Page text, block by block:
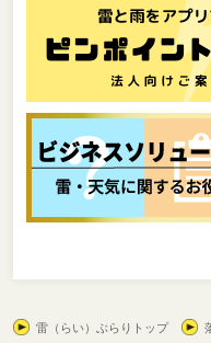
雷（らい）ぶらりトップ